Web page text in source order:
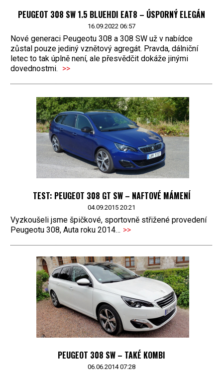
PEUGEOT 308 SW 1.5 BLUEHDI EAT8 – ÚSPORNÝ ELEGÁN
16.09.2022 06:57
Nové generaci Peugeotu 308 a 308 SW už v nabídce
zůstal pouze jediný vznětový agregát. Pravda, dálniční
letec to tak úplně není, ale přesvědčit dokáže jinými
dovednostmi. >>
TEST: PEUGEOT 308 GT SW – NAFTOVÉ MÁMENÍ
04.09.2015 20:21
Vyzkoušeli jsme špičkové, sportovně střižené provedení
Peugeotu 308, Auta roku 2014… >>
PEUGEOT 308 SW – TAKÉ KOMBI
06.06.2014 07:28